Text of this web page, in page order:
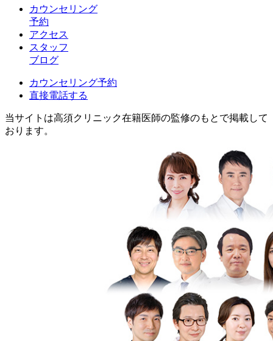
カウンセリング
予約
アクセス
スタッフ
ブログ
カウンセリング予約
直接電話する
当サイトは高須クリニック在籍医師の監修のもとで掲載して
おります。